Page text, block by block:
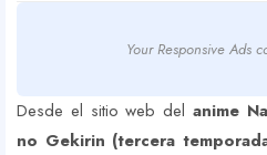
Your Responsive Ads
Desde el sitio web del anime
no Gekirin (tercera